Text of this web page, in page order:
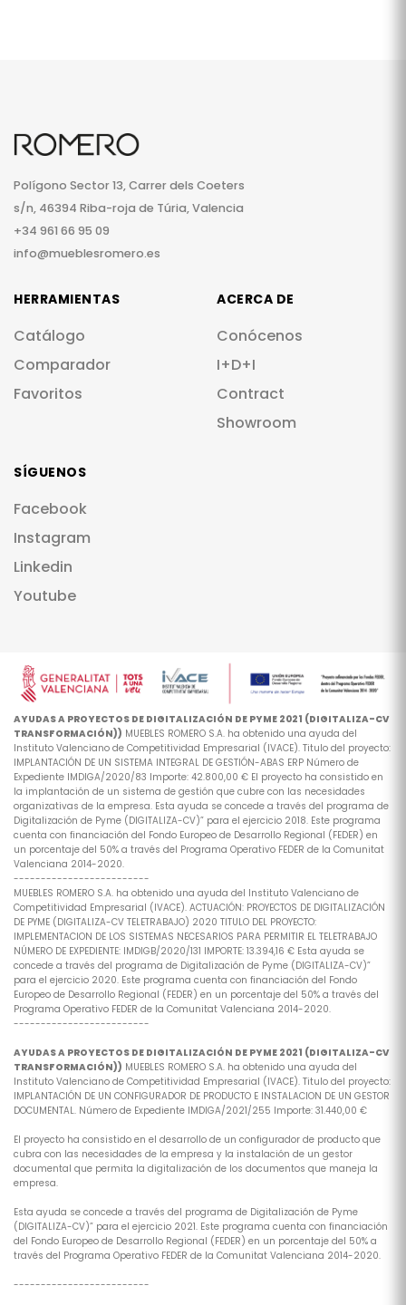
Polígono Sector 13, Carrer dels Coeters
s/n, 46394 Riba-roja de Túria, Valencia
+34 961 66 95 09
info@mueblesromero.es
HERRAMIENTAS
Catálogo
Comparador
Favoritos
ACERCA DE
Conócenos
I+D+I
Contract
Showroom
SÍGUENOS
Facebook
Instagram
Linkedin
Youtube
AYUDAS A PROYECTOS DE DIGITALIZACIÓN DE PYME 2021 (DIGITALIZA-CV
TRANSFORMACIÓN)) MUEBLES ROMERO S.A. ha obtenido una ayuda del
Instituto Valenciano de Competitividad Empresarial (IVACE). Titulo del proyecto:
IMPLANTACIÓN DE UN SISTEMA INTEGRAL DE GESTIÓN-ABAS ERP Número de
Expediente IMDIGA/2020/83 Importe: 42.800,00 € El proyecto ha consistido en
la implantación de un sistema de gestión que cubre con las necesidades
organizativas de la empresa. Esta ayuda se concede a través del programa de
Digitalización de Pyme (DIGITALIZA-CV)” para el ejercicio 2018. Este programa
cuenta con financiación del Fondo Europeo de Desarrollo Regional (FEDER) en
un porcentaje del 50% a través del Programa Operativo FEDER de la Comunitat
Valenciana 2014-2020.
-------------------------
MUEBLES ROMERO S.A. ha obtenido una ayuda del Instituto Valenciano de
Competitividad Empresarial (IVACE). ACTUACIÓN: PROYECTOS DE DIGITALIZACIÓN
DE PYME (DIGITALIZA-CV TELETRABAJO) 2020 TITULO DEL PROYECTO:
IMPLEMENTACION DE LOS SISTEMAS NECESARIOS PARA PERMITIR EL TELETRABAJO
NÚMERO DE EXPEDIENTE: IMDIGB/2020/131 IMPORTE: 13.394,16 € Esta ayuda se
concede a través del programa de Digitalización de Pyme (DIGITALIZA-CV)”
para el ejercicio 2020. Este programa cuenta con financiación del Fondo
Europeo de Desarrollo Regional (FEDER) en un porcentaje del 50% a través del
Programa Operativo FEDER de la Comunitat Valenciana 2014-2020.
-------------------------
AYUDAS A PROYECTOS DE DIGITALIZACIÓN DE PYME 2021 (DIGITALIZA-CV
TRANSFORMACIÓN)) MUEBLES ROMERO S.A. ha obtenido una ayuda del
Instituto Valenciano de Competitividad Empresarial (IVACE). Titulo del proyecto:
IMPLANTACIÓN DE UN CONFIGURADOR DE PRODUCTO E INSTALACION DE UN GESTOR
DOCUMENTAL. Número de Expediente IMDIGA/2021/255 Importe: 31.440,00 €
El proyecto ha consistido en el desarrollo de un configurador de producto que
cubra con las necesidades de la empresa y la instalación de un gestor
documental que permita la digitalización de los documentos que maneja la
empresa.
Esta ayuda se concede a través del programa de Digitalización de Pyme
(DIGITALIZA-CV)” para el ejercicio 2021. Este programa cuenta con financiación
del Fondo Europeo de Desarrollo Regional (FEDER) en un porcentaje del 50% a
través del Programa Operativo FEDER de la Comunitat Valenciana 2014-2020.
-------------------------